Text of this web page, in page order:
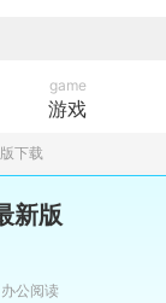
game
游戏
下载
新版
公阅读